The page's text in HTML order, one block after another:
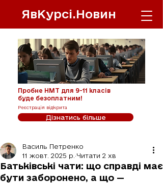
ЯвКурсі.Новин
Пробне НМТ для 9-11 класів
буде безоплатним!
Реєстрація відкрита
Дізнатись більше
Батьківські чати: що справді має
бути заборонено, а що —
Василь Петренко
11 жовт. 2025 р. Читати 2 хв